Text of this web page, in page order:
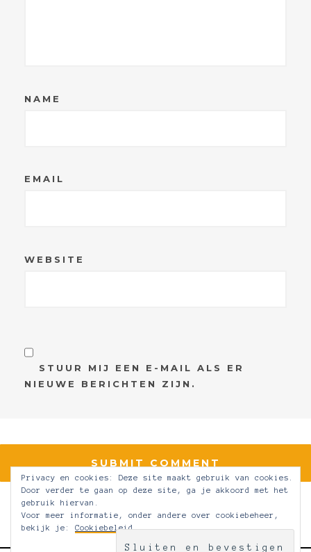
NAME
EMAIL
WEBSITE
STUUR MIJ EEN E-MAIL ALS ER
NIEUWE BERICHTEN ZIJN.
Privacy en cookies: Deze site maakt gebruik van cookies.
Door verder te gaan op deze site, ga je akkoord met het
gebruik hiervan.
Voor meer informatie, onder andere over cookiebeheer,
bekijk je: Cookiebeleid